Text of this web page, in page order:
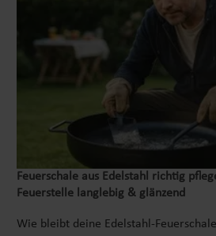
Feuerschale aus Edelstahl richtig
Feuerstelle langlebig & glänzend
Wie bleibt deine Edelstahl-